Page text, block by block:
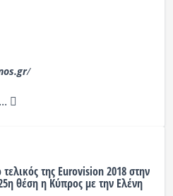
/
της Eurovision 2018 στην
θέση η Κύπρος με την Ελένη